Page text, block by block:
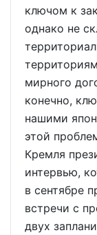
ключом к
однако не
мирного
конечно,
нашими
этой
Кремля
интервью,
в сентябре
встречи с
двух